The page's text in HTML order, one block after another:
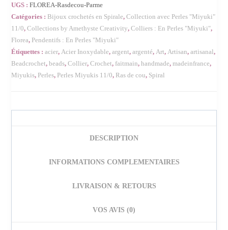
UGS :FLOREA-Rasdecou-Parme
Catégories : Bijoux crochetés en Spirale,Collection avec Perles "Miyuki"
11/0,Collections by Amethyste Creativity,Colliers : En Perles "Miyuki",
Florea, Pendentifs : En Perles "Miyuki"
Étiquettes :acier, Acier Inoxydable,argent,argenté, Art, Artisan,artisanal,
Beadcrochet,beads,Collier,Crochet, faitmain,handmade,madeinfrance,
Miyukis, Perles, Perles Miyukis 11/0, Ras de cou, Spiral
DESCRIPTION
INFORMATIONS COMPLEMENTAIRES
LIVRAISON & RETOURS
VOS AVIS (0)